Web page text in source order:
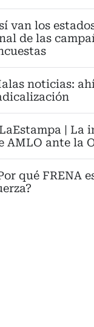
van los
de las
noticias:
| La
AMLO ante la
qué FRENA